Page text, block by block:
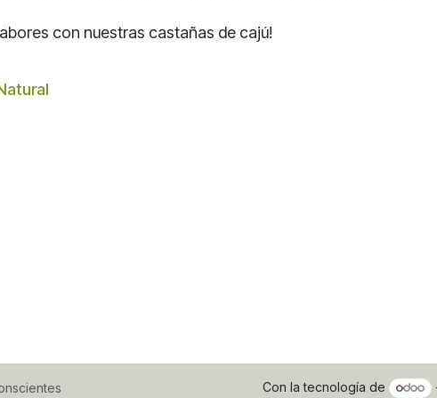
con nuestras castañas de cajú!
Con la tecnología de